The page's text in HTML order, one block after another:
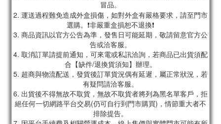
冒品。
2. 運送過程難免造成外盒損傷，如對外盒有嚴格要求，請至門市
選購。❗非嚴重盒損恕不退換❗
3. 商品資訊以官方公告為準，發售日可能延期，敬請留意官方公
告或洽客服。
4. 取消訂單請提前通知，可來電或私訊洽詢，若商品已出貨須配
合【缺件/退換貨須知】辦理。
5. 超商與物流配送，發貨後訂單貨況偶有延遲，屬正常狀況，若
有疑問請洽客服。
6. 出貨後不得無故不取貨，無故不取貨者將列為黑名單客戶，拒
絕任何一切網路平台交易(仍可自行到門市購買)，情節重大者不
排除提告。